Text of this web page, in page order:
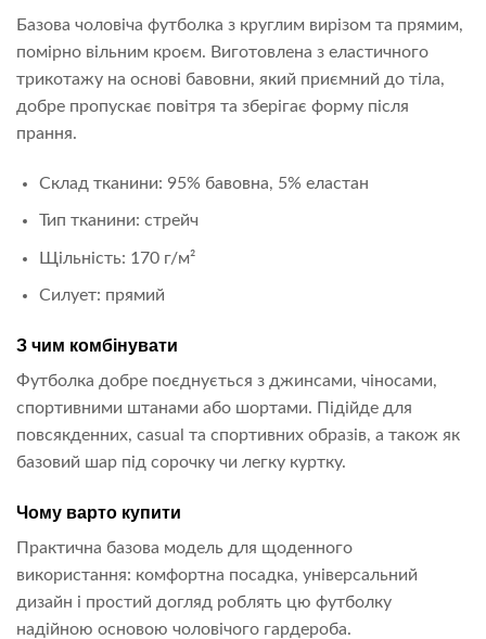
Базова чоловіча футболка з круглим вирізом та прямим,
помірно вільним кроєм. Виготовлена з еластичного
трикотажу на основі бавовни, який приємний до тіла,
добре пропускає повітря та зберігає форму після
прання.
Склад тканини: 95% бавовна, 5% еластан
Тип тканини: стрейч
Щільність: 170 г/м²
Силует: прямий
З чим комбінувати
Футболка добре поєднується з джинсами, чіносами,
спортивними штанами або шортами. Підійде для
повсякденних, casual та спортивних образів, а також як
базовий шар під сорочку чи легку куртку.
Чому варто купити
Практична базова модель для щоденного
використання: комфортна посадка, універсальний
дизайн і простий догляд роблять цю футболку
надійною основою чоловічого гардероба.